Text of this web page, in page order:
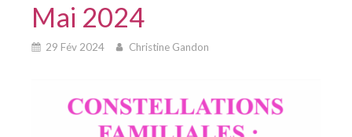
Mai 2024
29 Fév 2024 Christine Gandon